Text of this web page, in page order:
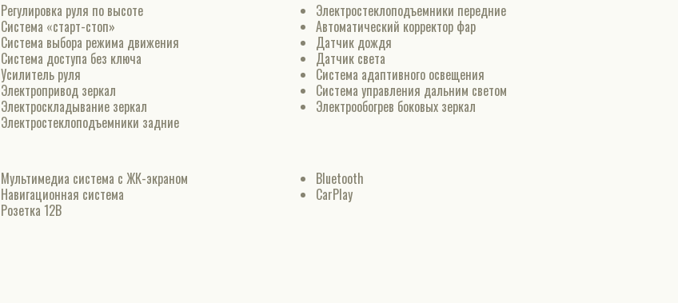
Регулировка руля по высоте
Система «старт-стоп»
Система выбора режима движения
Система доступа без ключа
Усилитель руля
Электропривод зеркал
Электроскладывание зеркал
Электростеклоподъемники задние
Электростеклоподъемники передние
Автоматический корректор фар
Датчик дождя
Датчик света
Система адаптивного освещения
Система управления дальним светом
Электрообогрев боковых зеркал
Мультимедиа система с ЖК-экраном
Навигационная система
Розетка 12В
Bluetooth
CarPlay